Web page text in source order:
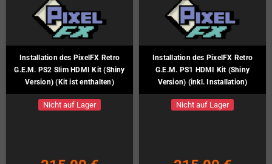
Installation des PixelFX Retro
G.E.M. PS2 Slim HDMI Kit (Shiny
Version) (Kit ist enthalten)
Nicht auf Lager
Installation des PixelFX Retro
G.E.M. PS1 HDMI Kit (Shiny
Version) (inkl. Installation)
Nicht auf Lager